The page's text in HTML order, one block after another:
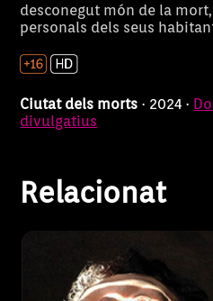
desconegut món de la
personals dels seus
Ciutat dels morts · 2024 ·
divulgatius
Relacionat
Villaronga,
audacia de
Estiu de 2009. Agustí
es proposa escriure una
pel·lícula que mai
inactivitat es sincera
aspirant a cineasta per